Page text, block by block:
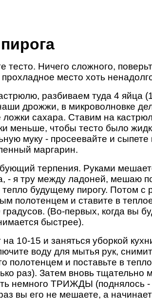
Ничего сложного,
место хоть
разбиваем туда 4 яйца
дрожжи, в микроволновке
сахара. Ставим на
меньше, чтобы тесто было
муку - просеевайте и
маргарин.
терпения. Руками
- я тру между ладоней, мешаю
будущему пирогу. Потом
полотенцем и ставите в
(Во-первых, когда вы
быстрее).
10-15 и заняться уборкой
воду для мытья рук,
полотенцем и поставьте в
раз). Затем вновь
немного ТРИЖДЫ (поднялось
вы его не мешаете, а